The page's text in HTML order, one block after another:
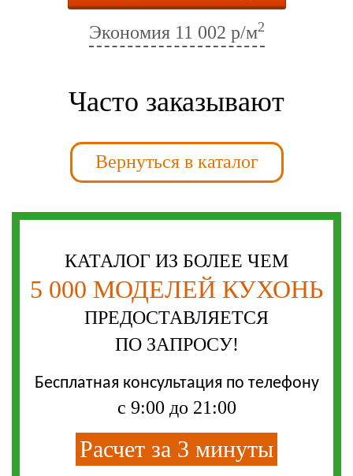
Экономия 11 002 р/м2
Часто заказывают
Вернуться в каталог
КАТАЛОГ ИЗ БОЛЕЕ ЧЕМ
5 000 МОДЕЛЕЙ КУХОНЬ
ПРЕДОСТАВЛЯЕТСЯ
ПО ЗАПРОСУ!
Бесплатная консультация по телефону
с 9:00 до 21:00
Расчет за 3 минуты